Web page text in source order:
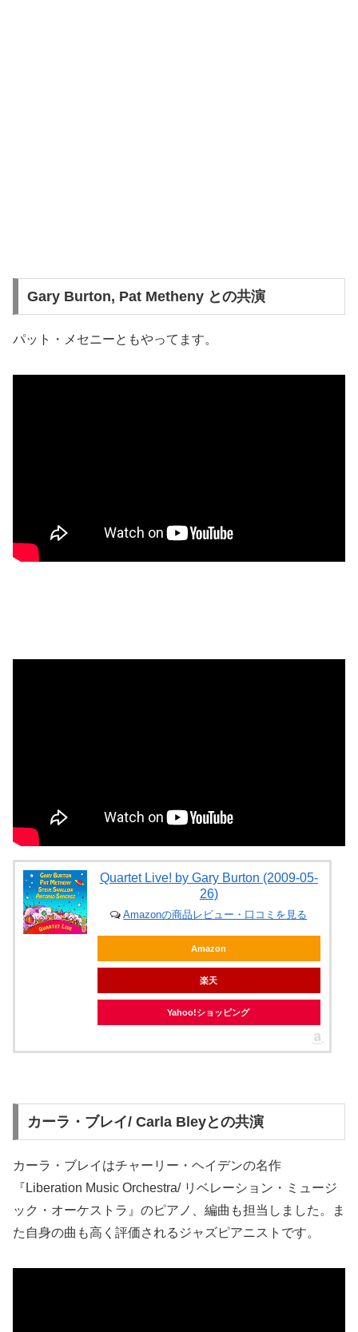
Gary Burton, Pat Metheny との共演
パット・メセニーともやってます。
Quartet Live! by Gary Burton (2009-05-
26)
Amazonの商品レビュー・口コミを見る
Amazon
楽天
Yahoo!ショッピング
カーラ・ブレイ/ Carla Bleyとの共演
カーラ・ブレイはチャーリー・ヘイデンの名作
『Liberation Music Orchestra/ リベレーション・ミュージ
ック・オーケストラ』のピアノ、編曲も担当しました。ま
た自身の曲も高く評価されるジャズピアニストです。